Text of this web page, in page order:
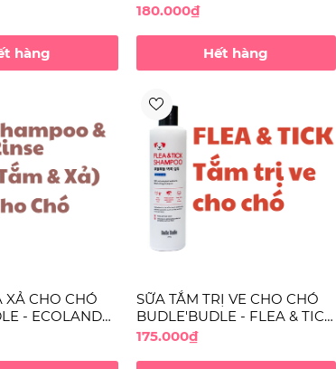
hàng
180.000₫
Hết hàng
XẢ CHO CHÓ
- ECOLAND
&
SỮA TẮM TRỊ VE CHO CHÓ
BUDLE'BUDLE - FLEA & TICK
SHAMPOO
175.000₫